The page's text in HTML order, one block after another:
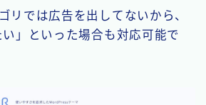
リでは広告を出してないから、
」といった場合も対応可能で